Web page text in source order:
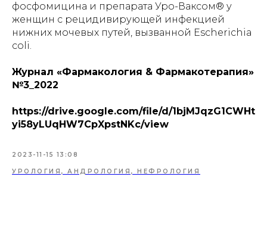
фосфомицина и препарата Уро-Ваксом® у
женщин с рецидивирующей инфекцией
нижних мочевых путей, вызванной Escherichia
сoli.
Журнал «Фармакология & Фармакотерапия»
№3_2022
https://drive.google.com/file/d/1bjMJqzG1CWHt
yi58yLUqHW7CpXpstNKc/view
2023-11-15 13:08
УРОЛОГИЯ, АНДРОЛОГИЯ, НЕФРОЛОГИЯ